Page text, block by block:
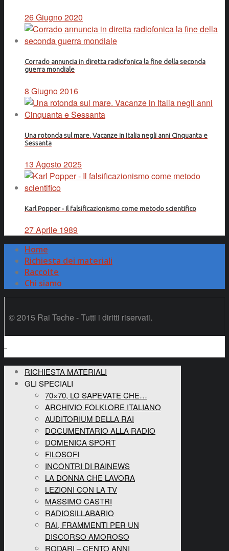
26 Giugno 2020
Corrado annuncia in diretta radiofonica la fine della seconda
guerra mondiale
8 Giugno 2016
Una rotonda sul mare. Vacanze in Italia negli anni Cinquanta e
Sessanta
13 Agosto 2025
Karl Popper - Il falsificazionismo come metodo scientifico
27 Aprile 1989
Home
Richiesta dei materiali
Raccolte
Chi siamo
© 2015 Rai Teche - Tutti i diritti riservati.
RICHIESTA MATERIALI
GLI SPECIALI
70×70, LO SAPEVATE CHE…
ARCHIVIO FOLKLORE ITALIANO
AUDITORIUM DELLA RAI
DOCUMENTARIO ALLA RADIO
DOMENICA SPORT
FILOSOFI
INCONTRI DI RAINEWS
LA DONNA CHE LAVORA
LEZIONI CON LA TV
MASSIMO CASTRI
RADIOSILLABARIO
RAI, FRAMMENTI PER UN
DISCORSO AMOROSO
RODARI – CENTO ANNI